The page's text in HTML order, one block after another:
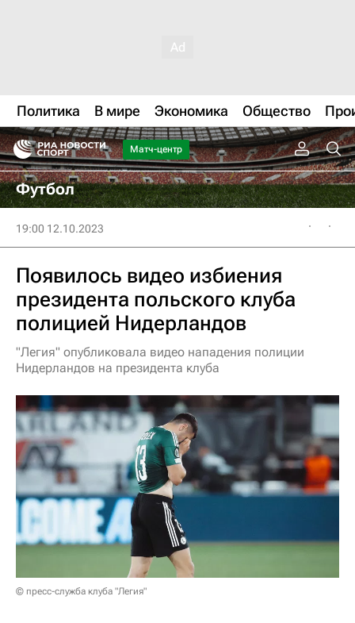
Политика В мире Экономика Общество
Матч-центр
Футбол
19:00 12.10.2023
Появилось видео избиения
президента польского клуба
полицией Нидерландов
"Легия" опубликовала видео нападения полиции
Нидерландов на президента клуба
© пресс-служба клуба "Легия"